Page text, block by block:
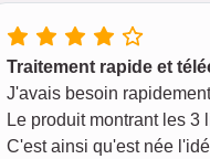
Traitement rapide et
J'avais besoin
Le produit montrant les
C'est ainsi qu'est née